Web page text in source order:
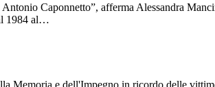
Caponnetto”, afferma Alessandra
1984 al…